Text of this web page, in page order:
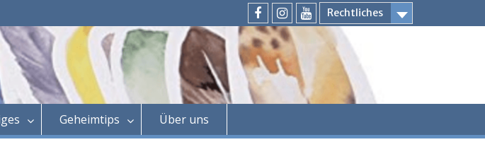
Rechtliches
FacebookInstagram
Youtube
Geheimtips Über uns